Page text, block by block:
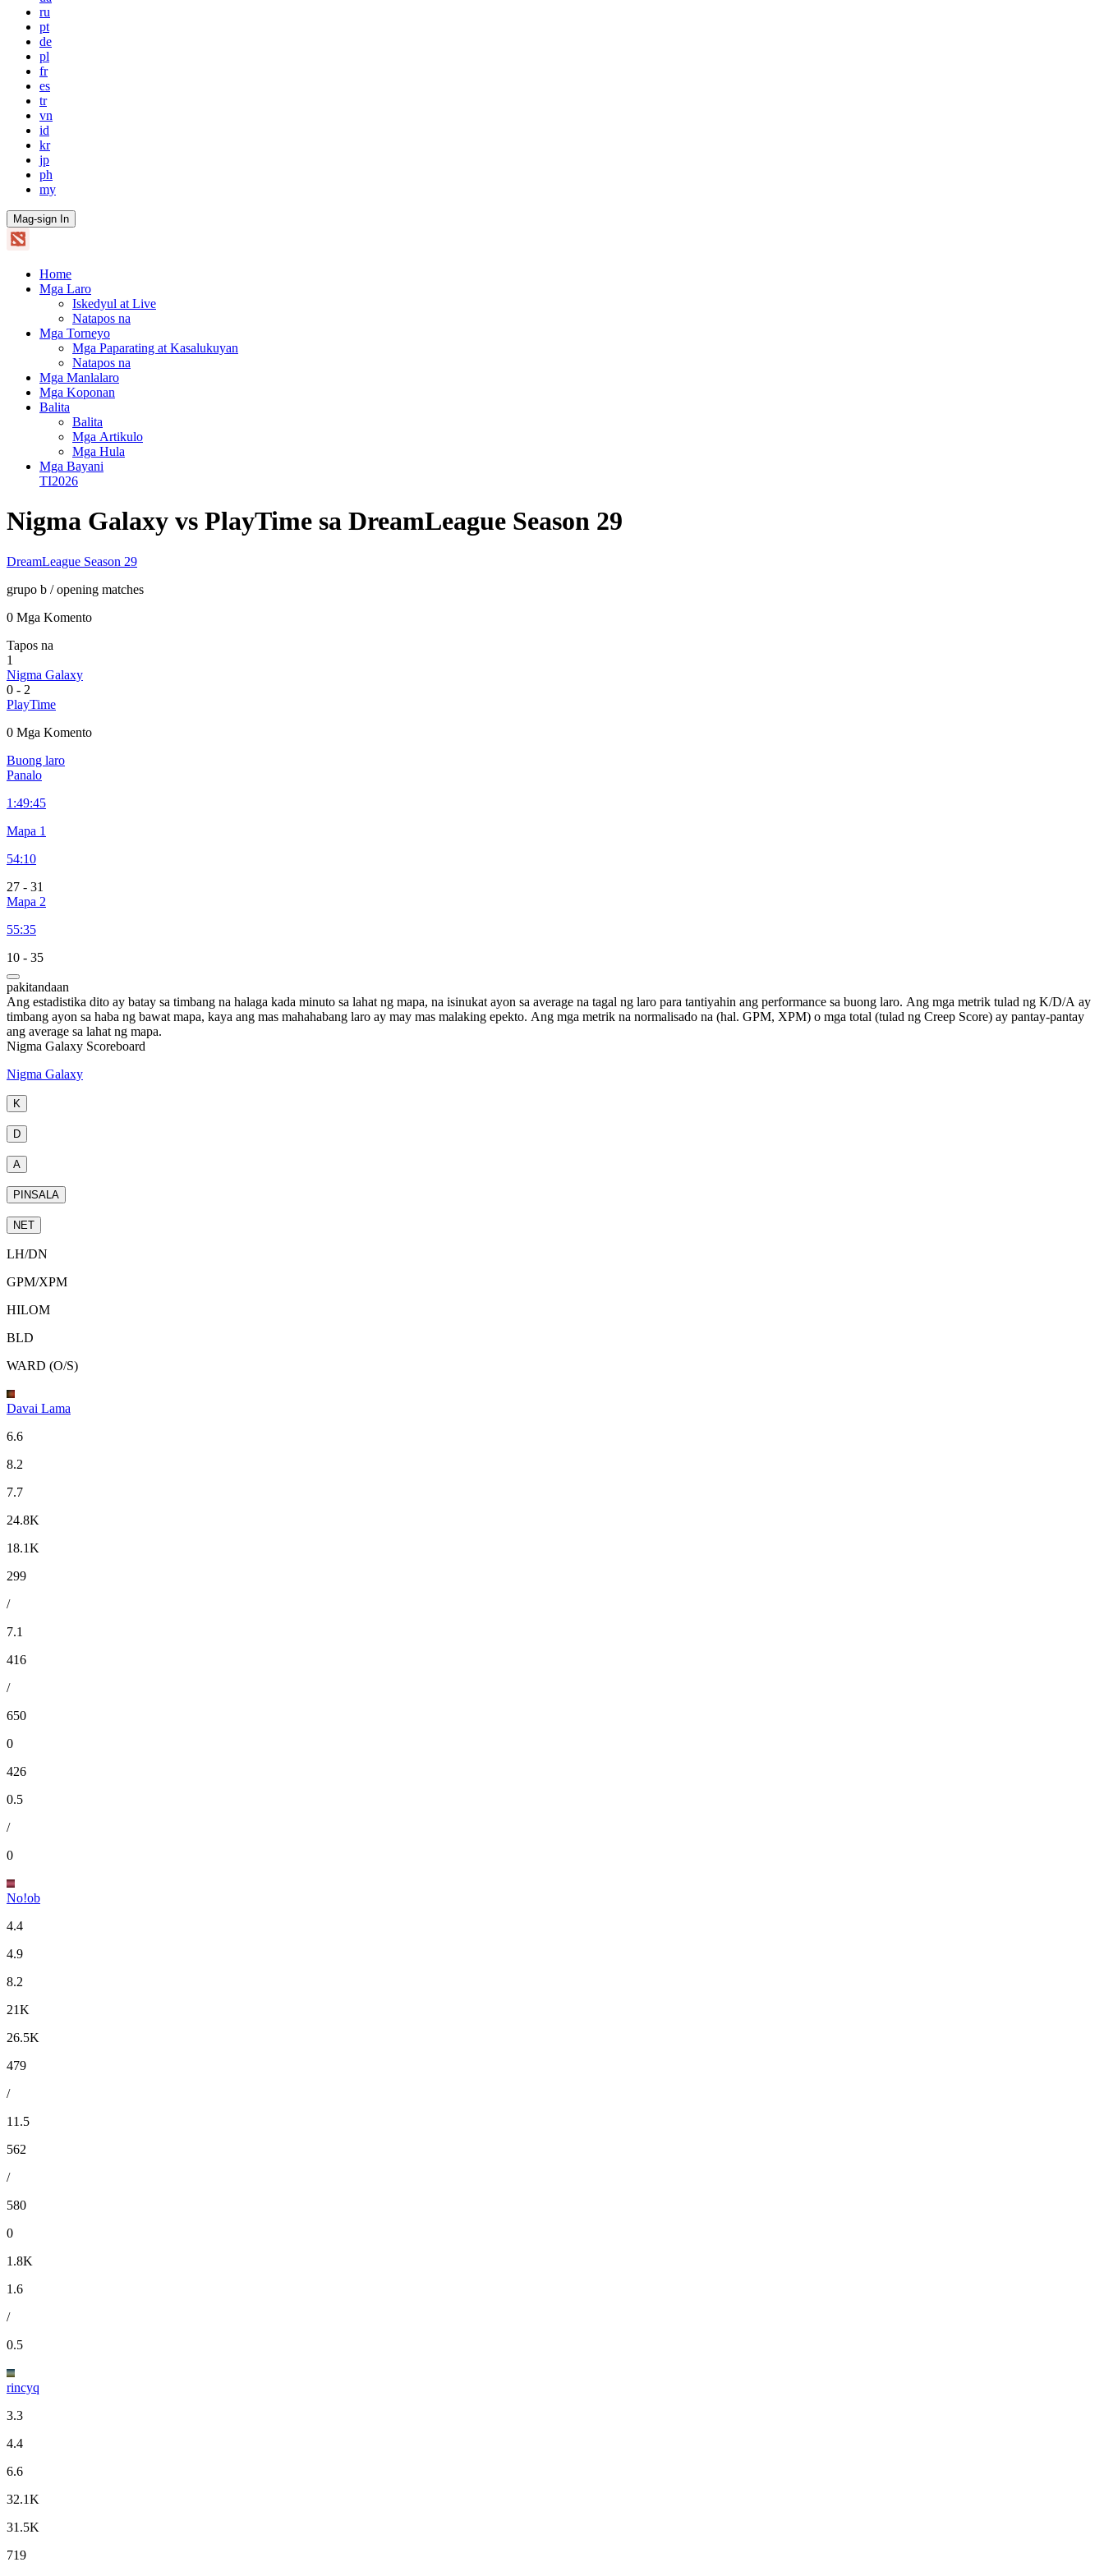
ru
pt
de
pl
fr
es
tr
vn
id
kr
jp
ph
my
Mag-sign In
Home
Mga Laro
Iskedyul at Live
Natapos na
Mga Torneyo
Mga Paparating at Kasalukuyan
Natapos na
Mga Manlalaro
Mga Koponan
Balita
Balita
Mga Artikulo
Mga Hula
Mga Bayani
TI2026
Nigma Galaxy vs PlayTime sa DreamLeague Season 29
DreamLeague Season 29
grupo b / opening matches
0 Mga Komento
Tapos na
1
Nigma Galaxy
0 - 2
PlayTime
0 Mga Komento
Buong laro
Panalo
1:49:45
Mapa 1
54:10
27 - 31
Mapa 2
55:35
10 - 35
pakitandaan
Ang estadistika dito ay batay sa timbang na halaga kada minuto sa lahat ng mapa, na isinukat ayon sa average na tagal ng laro para tantiyahin ang performance sa buong laro. Ang mga metrik tulad ng K/D/A ay
timbang ayon sa haba ng bawat mapa, kaya ang mas mahahabang laro ay may mas malaking epekto. Ang mga metrik na normalisado na (hal. GPM, XPM) o mga total (tulad ng Creep Score) ay pantay-pantay
ang average sa lahat ng mapa.
Nigma Galaxy Scoreboard
Nigma Galaxy
K
D
A
PINSALA
NET
LH/DN
GPM/XPM
HILOM
BLD
WARD (O/S)
Davai Lama
6.6
8.2
7.7
24.8K
18.1K
299
/
7.1
416
/
650
0
426
0.5
/
0
No!ob
4.4
4.9
8.2
21K
26.5K
479
/
11.5
562
/
580
0
1.8K
1.6
/
0.5
rincyq
3.3
4.4
6.6
32.1K
31.5K
719